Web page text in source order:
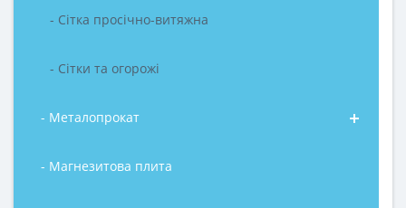
- Сітка просічно-витяжна
- Сітки та огорожі
- Металопрокат
- Магнезитова плита